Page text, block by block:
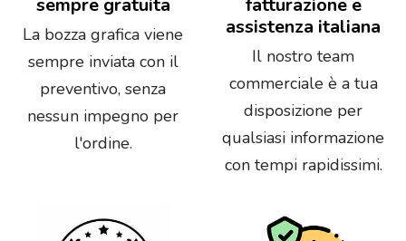
La bozza grafica viene
sempre inviata con il
preventivo, senza
nessun impegno per
l'ordine.
assistenza italiana
Il nostro team
commerciale è a tua
disposizione per
qualsiasi informazione
con tempi rapidissimi.